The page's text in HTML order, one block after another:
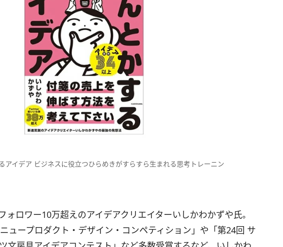
アイデア ビジネスに役立つひらめきがすらすら生まれる思考トレーニン
ォロワー10万超えのアイデアクリエイターいしかわかずや氏。
ュープロダクト・デザイン・コンペティション」や「第24回 サ